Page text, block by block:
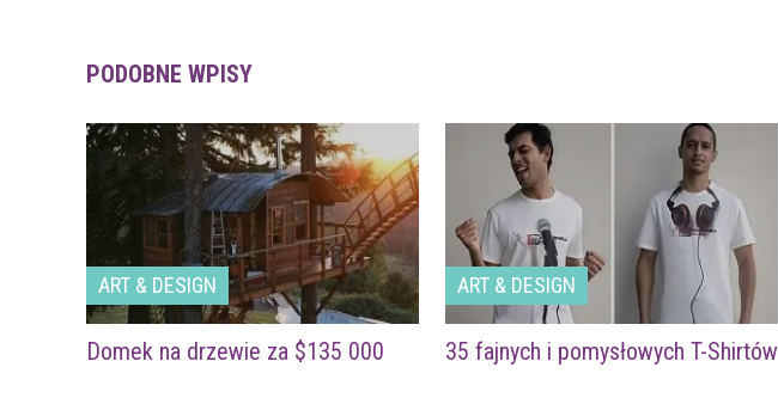
PODOBNE WPISY
ART & DESIGN
Domek na drzewie za $135 000
ART & DESIGN
35 fajnych i pomysłowych T-Shirtów